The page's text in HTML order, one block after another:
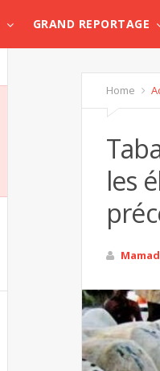
GRAND REPORTAGE
Home
les